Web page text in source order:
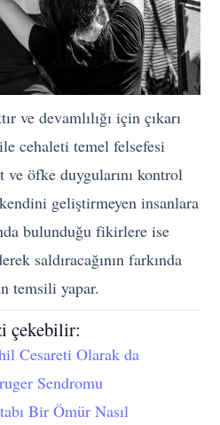
ve devamlılığı için çıkarı
cehaleti temel felsefesi
ve öfke duygularını kontrol
geliştirmeyen insanlara
bulunduğu fikirlere ise
saldıracağının farkında
temsili yapar.
çekebilir:
Cesareti Olarak da
Sendromu
Bir Ömür Nasıl